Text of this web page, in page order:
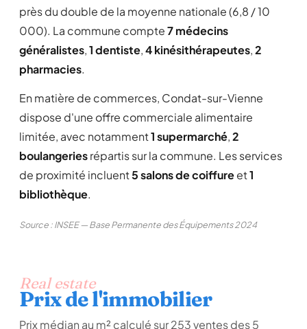
près du double de la moyenne nationale (6,8 / 10
000). La commune compte7 médecins
généralistes,1 dentiste,4 kinésithérapeutes,2
pharmacies.
En matière de commerces, Condat-sur-Vienne
dispose d'une offre commerciale alimentaire
limitée, avec notamment1 supermarché,2
boulangeriesrépartis sur la commune. Les services
de proximité incluent5 salons de coiffureet1
bibliothèque.
Source : INSEE — Base Permanente des Équipements 2024
Real estate
Prix de l'immobilier
Prix médian au m² calculé sur 253 ventes des 5